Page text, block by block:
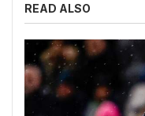
READ ALSO